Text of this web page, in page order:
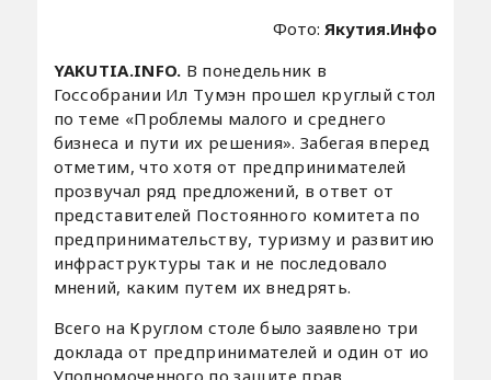
Фото: Якутия.Инфо
YAKUTIA.INFO. В понедельник в
Госсобрании Ил Тумэн прошел круглый стол
по теме «Проблемы малого и среднего
бизнеса и пути их решения». Забегая вперед
отметим, что хотя от предпринимателей
прозвучал ряд предложений, в ответ от
представителей Постоянного комитета по
предпринимательству, туризму и развитию
инфраструктуры так и не последовало
мнений, каким путем их внедрять.
Всего на Круглом столе было заявлено три
доклада от предпринимателей и один от ио
Уполномоченного по защите прав